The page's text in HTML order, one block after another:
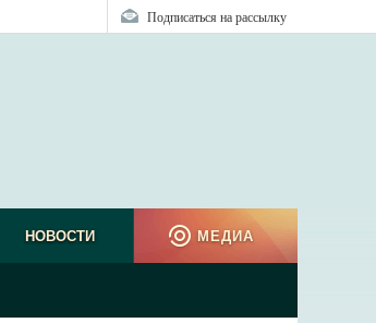
Подписаться на рассылку
НОВОСТИ МЕДИА